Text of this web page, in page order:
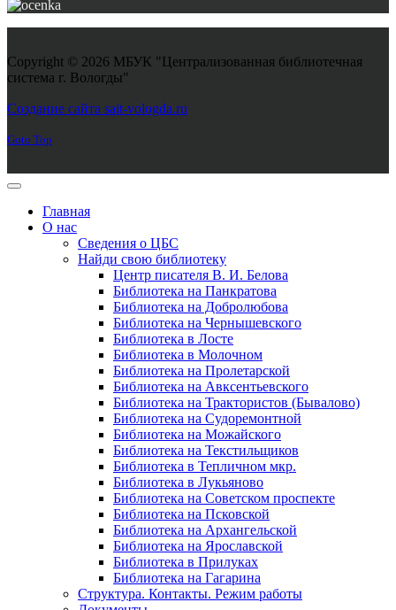
Copyright © 2026 МБУК "Централизованная библиотечная
система г. Вологды"
Создание сайта sait-vologda.ru
Goto Top
Главная
О нас
Сведения о ЦБС
Найди свою библиотеку
Центр писателя В. И. Белова
Библиотека на Панкратова
Библиотека на Добролюбова
Библиотека на Чернышевского
Библиотека в Лосте
Библиотека в Молочном
Библиотека на Пролетарской
Библиотека на Авксентьевского
Библиотека на Трактористов (Бывалово)
Библиотека на Судоремонтной
Библиотека на Можайского
Библиотека на Текстильщиков
Библиотека в Тепличном мкр.
Библиотека в Лукьяново
Библиотека на Советском проспекте
Библиотека на Псковской
Библиотека на Архангельской
Библиотека на Ярославской
Библиотека в Прилуках
Библиотека на Гагарина
Структура. Контакты. Режим работы